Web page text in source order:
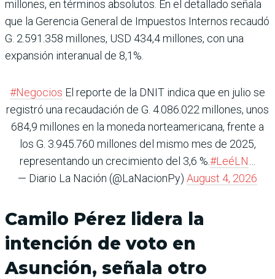
millones, en términos absolutos. En el detallado señala
que la Gerencia General de Impuestos Internos recaudó
G. 2.591.358 millones, USD 434,4 millones, con una
expansión interanual de 8,1%.
#Negocios El reporte de la DNIT indica que en julio se
registró una recaudación de G. 4.086.022 millones, unos
684,9 millones en la moneda norteamericana, frente a
los G. 3.945.760 millones del mismo mes de 2025,
representando un crecimiento del 3,6 %.#LeéLN
— Diario La Nación (@LaNacionPy) August 4, 2026
Camilo Pérez lidera la
intención de voto en
Asunción, señala otro